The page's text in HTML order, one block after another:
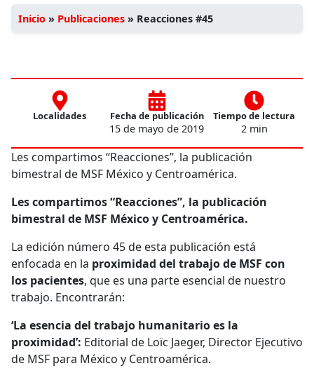
Inicio » Publicaciones » Reacciones #45
Localidades Fecha de publicación
15 de mayo de 2019
Tiempo de lectura
2 min
Les compartimos “Reacciones”, la publicación
bimestral de MSF México y Centroamérica.
Les compartimos “Reacciones”, la publicación
bimestral de MSF México y Centroamérica.
La edición número 45 de esta publicación está
enfocada en la proximidad del trabajo de MSF con
los pacientes, que es una parte esencial de nuestro
trabajo. Encontrarán:
‘La esencia del trabajo humanitario es la
proximidad’: Editorial de Loïc Jaeger, Director Ejecutivo
de MSF para México y Centroamérica.